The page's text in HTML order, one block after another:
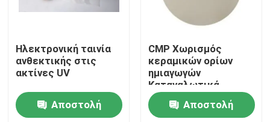
Σπίτι
Προϊόντα
Βίντεο
Ηλεκτρονική ταινία
ανθεκτικής στις
ακτίνες UV
Αποστολή
CMP Χωρισμός
κεραμικών ορίων
ημιαγωγών
Καταναλωτικά
ISO9001
Αποστολή